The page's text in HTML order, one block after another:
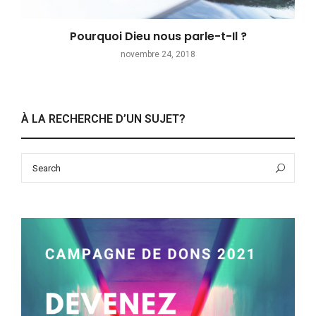
Pourquoi Dieu nous parle-t-Il ?
novembre 24, 2018
À LA RECHERCHE D’UN SUJET?